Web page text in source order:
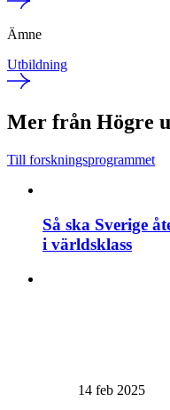
Ämne
Utbildning
Mer från Högre
Till forskningsprogrammet
Så ska Sverige
i världsklass
14 feb 2025